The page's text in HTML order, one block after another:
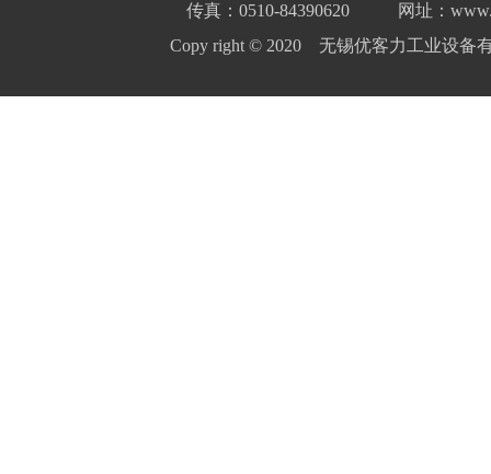
传真：0510-84390620
网址：
Copy right © 2020 无锡优客力工业设备